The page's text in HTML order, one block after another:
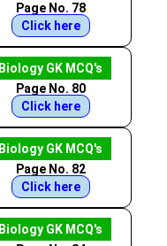
Page No. 78
Click here
Biology GK MCQ's
Page No. 80
Click here
Biology GK MCQ's
Page No. 82
Click here
Biology GK MCQ's